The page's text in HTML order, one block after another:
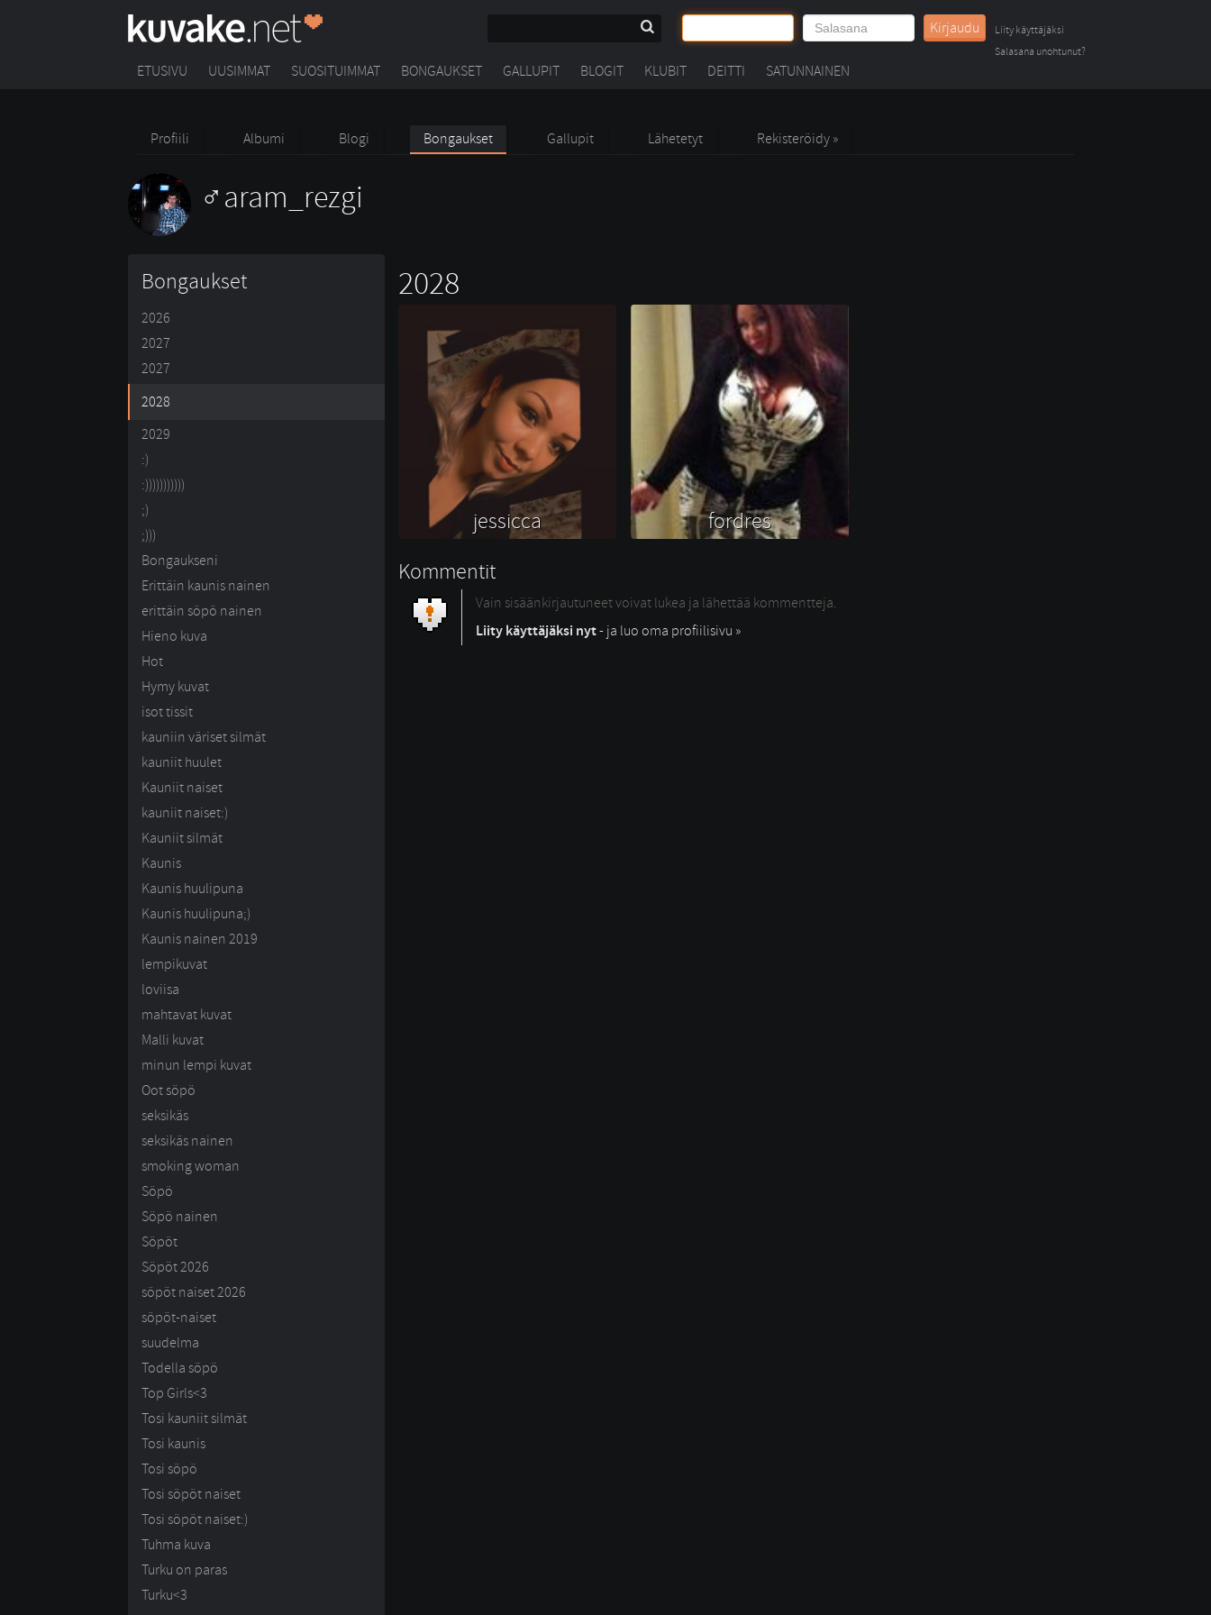
Kirjaudu
Liity käyttäjäksi
Salasana unohtunut?
ETUSIVU UUSIMMAT SUOSITUIMMAT BONGAUKSET GALLUPIT BLOGIT KLUBIT DEITTI SATUNNAINEN
Profiili Albumi Blogi Bongaukset Gallupit Lähetetyt Rekisteröidy »
aram_rezgi
Bongaukset
2026
2027
2027
2028
2029
:)
:)))))))))))
;)
;)))
Bongaukseni
Erittäin kaunis nainen
erittäin söpö nainen
Hieno kuva
Hot
Hymy kuvat
isot tissit
kauniin väriset silmät
kauniit huulet
Kauniit naiset
kauniit naiset:)
Kauniit silmät
Kaunis
Kaunis huulipuna
Kaunis huulipuna;)
Kaunis nainen 2019
lempikuvat
loviisa
mahtavat kuvat
Malli kuvat
minun lempi kuvat
Oot söpö
seksikäs
seksikäs nainen
smoking woman
Söpö
Söpö nainen
Söpöt
Söpöt 2026
söpöt naiset 2026
söpöt-naiset
suudelma
Todella söpö
Top Girls<3
Tosi kauniit silmät
Tosi kaunis
Tosi söpö
Tosi söpöt naiset
Tosi söpöt naiset:)
Tuhma kuva
Turku on paras
Turku<3
2028
jessicca
fordres
Kommentit
Vain sisäänkirjautuneet voivat lukea ja lähettää kommentteja.
Liity käyttäjäksi nyt- ja luo oma profiilisivu »